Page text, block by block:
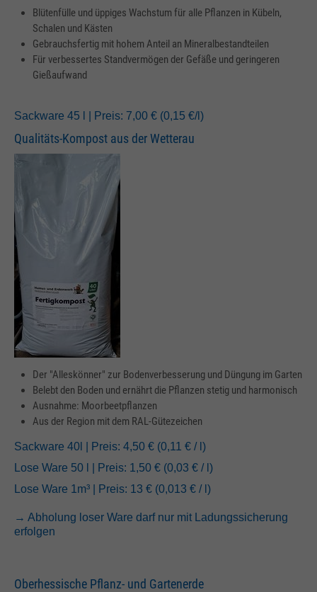
Blütenfülle und üppiges Wachstum für alle Pflanzen in Kübeln,
Schalen und Kästen
Gebrauchsfertig mit hohem Anteil an Mineralbestandteilen
Für verbessertes Standvermögen der Gefäße und geringeren
Gießaufwand
Sackware 45 l | Preis: 7,00 € (0,15 €/l)
Qualitäts-Kompost aus der Wetterau
Der "Alleskönner" zur Bodenverbesserung und Düngung im Garten
Belebt den Boden und ernährt die Pflanzen stetig und harmonisch
Ausnahme: Moorbeetpflanzen
Aus der Region mit dem RAL-Gütezeichen
Sackware 40l | Preis: 4,50 € (0,11 € / l)
Lose Ware 50 l | Preis: 1,50 € (0,03 € / l)
Lose Ware 1m³ | Preis: 13 € (0,013 € / l)
→ Abholung loser Ware darf nur mit Ladungssicherung
erfolgen
Oberhessische Pflanz- und Gartenerde